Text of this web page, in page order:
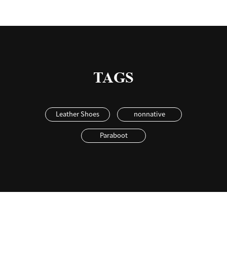
TAGS
Leather Shoes nonnative
Paraboot